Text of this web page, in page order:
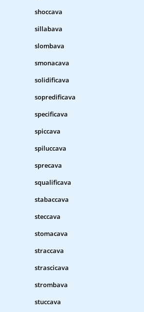
shoccava
sillabava
slombava
smonacava
solidificava
sopredificava
specificava
spiccava
spiluccava
sprecava
squalificava
stabaccava
steccava
stomacava
straccava
strascicava
strombava
stuccava